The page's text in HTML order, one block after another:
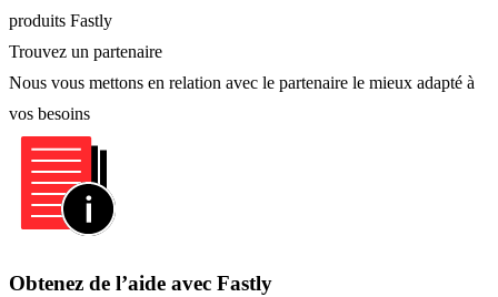
produits Fastly
Trouvez un partenaire
Nous vous mettons en relation avec le partenaire le mieux adapté à
vos besoins
Obtenez de l’aide avec Fastly